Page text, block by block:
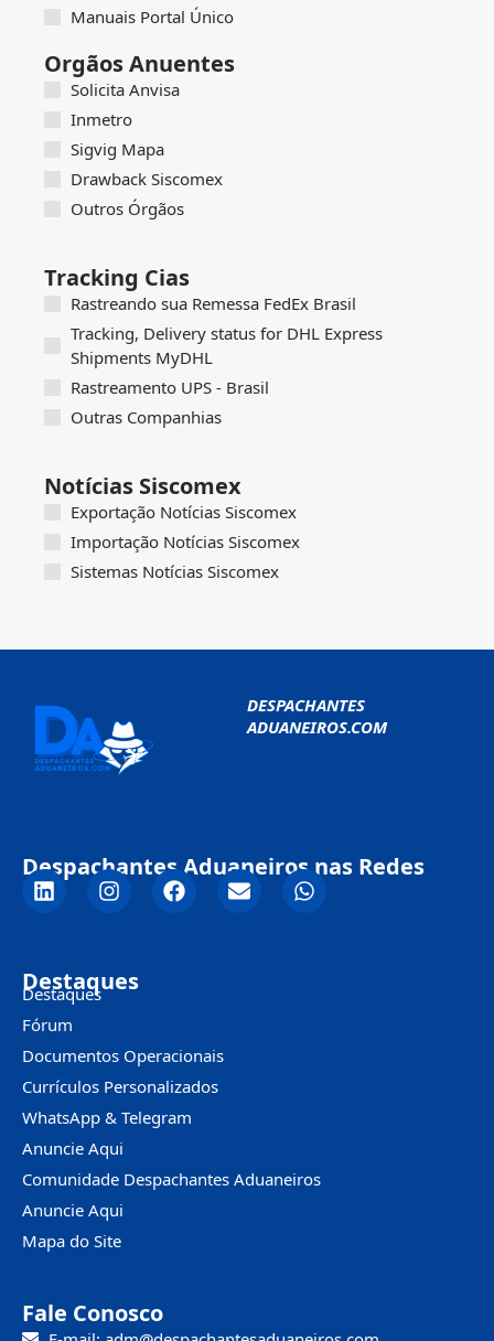
Manuais Portal Único
Orgãos Anuentes
Solicita Anvisa
Inmetro
Sigvig Mapa
Drawback Siscomex
Outros Órgãos
Tracking Cias
Rastreando sua Remessa FedEx Brasil
Tracking, Delivery status for DHL Express
Shipments MyDHL
Rastreamento UPS - Brasil
Outras Companhias
Notícias Siscomex
Exportação Notícias Siscomex
Importação Notícias Siscomex
Sistemas Notícias Siscomex
DESPACHANTES
ADUANEIROS.COM
Despachantes Aduaneiros nas Redes
Destaques
Destaques
Fórum
Documentos Operacionais
Currículos Personalizados
WhatsApp & Telegram
Anuncie Aqui
Comunidade Despachantes Aduaneiros
Anuncie Aqui
Mapa do Site
Fale Conosco